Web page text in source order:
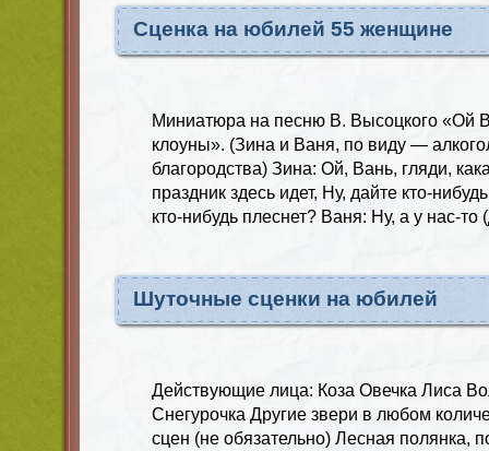
Сценка на юбилей 55 женщине
Миниатюра на песню В. Высоцкого «Ой
клоуны». (Зина и Ваня, по виду —
благородства) Зина: Ой, Вань, гляди,
праздник здесь идет, Ну, дайте кто-
кто-нибудь плеснет? Ваня: Ну, а у нас-
Шуточные сценки на юбилей
Действующие лица: Коза Овечка Лиса
Снегурочка Другие звери в любом
сцен (не обязательно) Лесная полянка,